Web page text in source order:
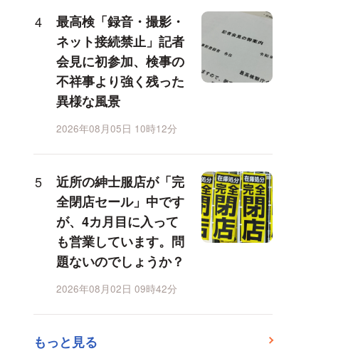
最高検「録音・撮影・
ネット接続禁止」記者
会見に初参加、検事の
不祥事より強く残った
異様な風景
2026年08月05日 10時12分
近所の紳士服店が「完
全閉店セール」中です
が、4カ月目に入って
も営業しています。問
題ないのでしょうか？
2026年08月02日 09時42分
もっと見る